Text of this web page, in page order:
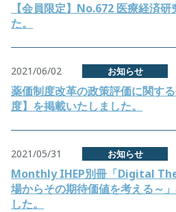
【会員限定】No.672 医療経済
た。
2021/06/02 お知らせ
薬価制度改革の政策評価に関す
度】を掲載いたしました。
2021/05/31 お知らせ
Monthly IHEP別冊「Digital
場からその期待価値を考える～
した。